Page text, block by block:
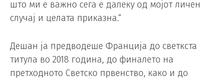
што ми е важно сега е далеку од мојот личен
случај и целата приказна.“
Дешан ја предводеше Франција до светкста
титула во 2018 година, до финалето на
претходното Светско првенство, како и до